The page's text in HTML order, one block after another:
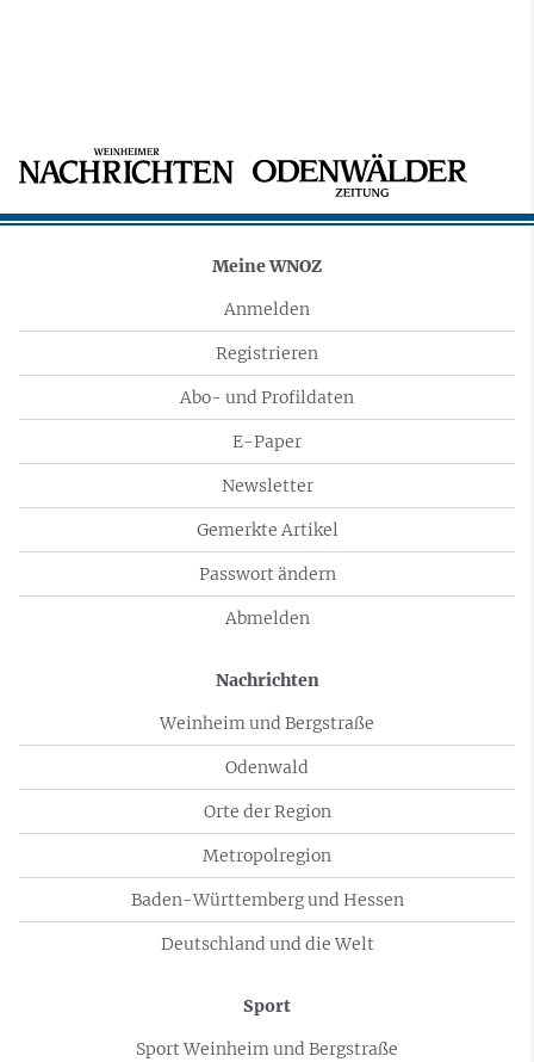
Meine WNOZ
Anmelden
Registrieren
Abo- und Profildaten
E-Paper
Newsletter
Gemerkte Artikel
Passwort ändern
Abmelden
Nachrichten
Weinheim und Bergstraße
Odenwald
Orte der Region
Metropolregion
Baden-Württemberg und Hessen
Deutschland und die Welt
Sport
Sport Weinheim und Bergstraße